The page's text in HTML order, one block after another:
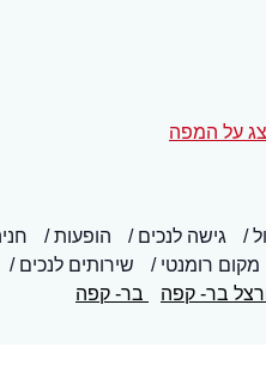
על המפה
גישה לנכים הופעות
מקום רומנטי
שירותים לנכים
בר- קפה בר- קפה